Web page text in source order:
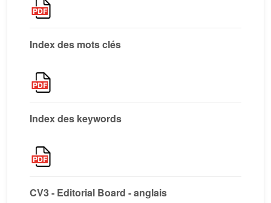
Index des mots clés
Index des keywords
CV3 - Editorial Board - anglais